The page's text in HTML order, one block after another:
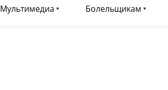
Мультимедиа Болельщикам